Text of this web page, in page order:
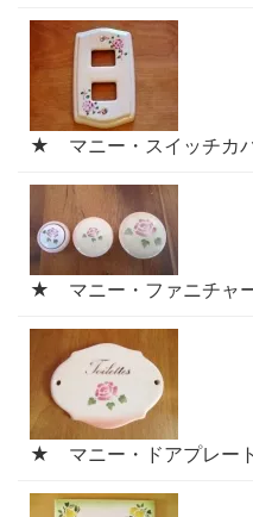
★ マニー・スイッチカ
★ マニー・ファニチャ
★ マニー・ドアプレート